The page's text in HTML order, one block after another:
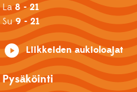
La8 - 21
Su9 - 21
Liikkeiden aukioloajat
Pysäköinti